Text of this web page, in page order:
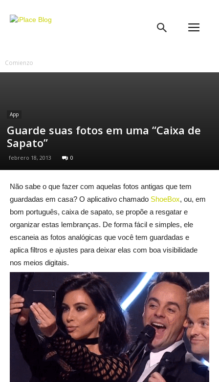
Comienzo
App
Guarde suas fotos em uma “Caixa de
Sapato”
febrero 18, 2013 0
Não sabe o que fazer com aquelas fotos antigas que tem
guardadas em casa? O aplicativo chamado ShoeBox, ou, em
bom português, caixa de sapato, se propõe a resgatar e
organizar estas lembranças. De forma fácil e simples, ele
escaneia as fotos analógicas que você tem guardadas e
aplica filtros e ajustes para deixar elas com boa visibilidade
nos meios digitais.